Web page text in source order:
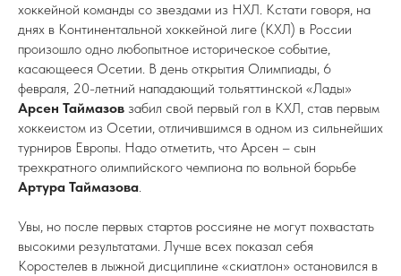
хоккейной команды со звездами из НХЛ. Кстати говоря, на
днях в Континентальной хоккейной лиге (КХЛ) в России
произошло одно любопытное историческое событие,
касающееся Осетии. В день открытия Олимпиады, 6
февраля, 20-летний нападающий тольяттинской «Лады»
Арсен Таймазов забил свой первый гол в КХЛ, став первым
хоккеистом из Осетии, отличившимся в одном из сильнейших
турниров Европы. Надо отметить, что Арсен – сын
трехкратного олимпийского чемпиона по вольной борьбе
Артура Таймазова.
Увы, но после первых стартов россияне не могут похвастать
высокими результатами. Лучше всех показал себя
Коростелев в лыжной дисциплине «скиатлон» остановился в